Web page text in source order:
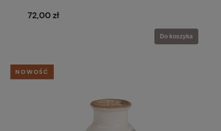
72,00 zł
Do koszyka
NOWOŚĆ